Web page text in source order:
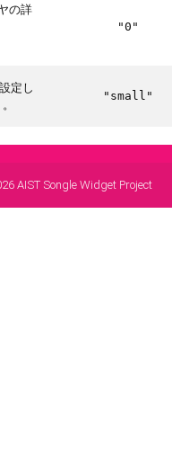
の詳
"0"
定し
"small"
AIST Songle Widget Project